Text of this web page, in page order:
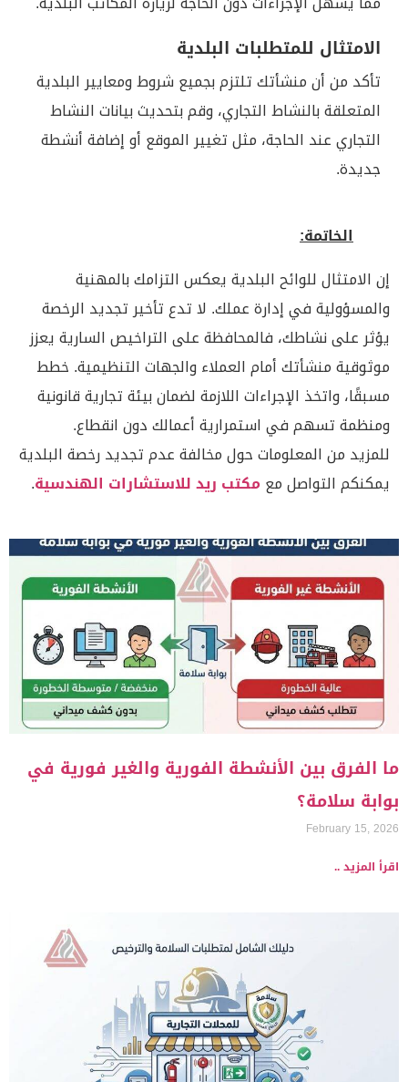
الامتثال للمتطلبات البلدية
تأكد من أن منشأتك تلتزم بجميع شروط ومعايير البلدية
المتعلقة بالنشاط التجاري، وقم بتحديث بيانات النشاط
التجاري عند الحاجة، مثل تغيير الموقع أو إضافة أنشطة
جديدة.
الخاتمة:
إن الامتثال للوائح البلدية يعكس التزامك بالمهنية
والمسؤولية في إدارة عملك. لا تدع تأخير تجديد الرخصة
يؤثر على نشاطك، فالمحافظة على التراخيص السارية يعزز
موثوقية منشأتك أمام العملاء والجهات التنظيمية. خطط
مسبقًا، واتخذ الإجراءات اللازمة لضمان بيئة تجارية قانونية
ومنظمة تسهم في استمرارية أعمالك دون انقطاع.
للمزيد من المعلومات حول مخالفة عدم تجديد رخصة البلدية
يمكنكم التواصل معمكتب ريد للاستشارات الهندسية.
ما الفرق بين الأنشطة الفورية والغير فورية في
بوابة سلامة؟
February 15, 2026
اقرأ المزيد ..